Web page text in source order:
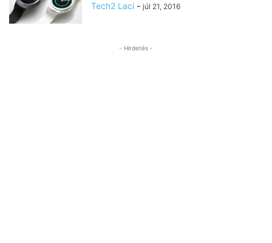
Tech2 Laci - júl 21, 2016
- Hirdetés -